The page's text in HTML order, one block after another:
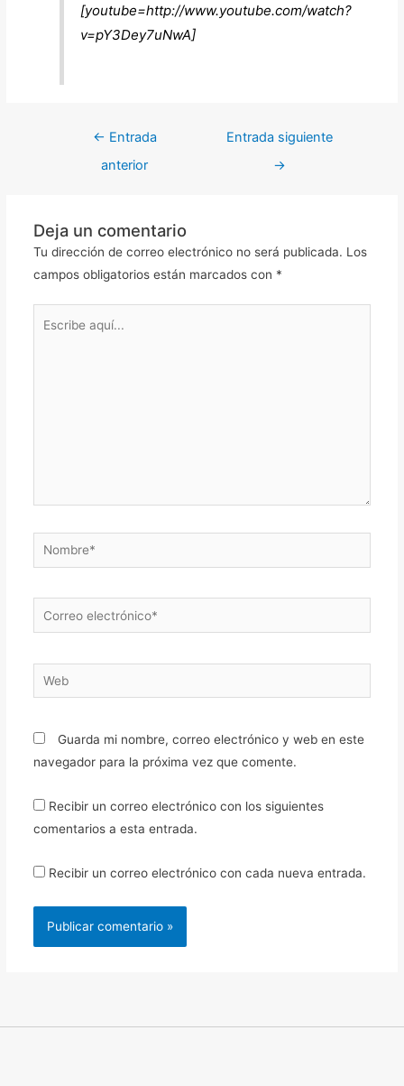
[youtube=http://www.youtube.com/watch?
v=pY3Dey7uNwA]
← Entrada
anterior
Entrada siguiente
→
Deja un comentario
Tu dirección de correo electrónico no será publicada. Los
campos obligatorios están marcados con *
Nombre*
Correo
electrónico*
Web
Guarda mi nombre, correo electrónico y web en este
navegador para la próxima vez que comente.
Recibir un correo electrónico con los siguientes
comentarios a esta entrada.
Recibir un correo electrónico con cada nueva entrada.